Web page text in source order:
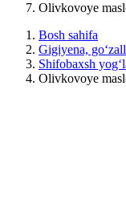
Olivkovoye
Bosh sahifa
Gigiyena,
Shifobaxsh
Olivkovoye